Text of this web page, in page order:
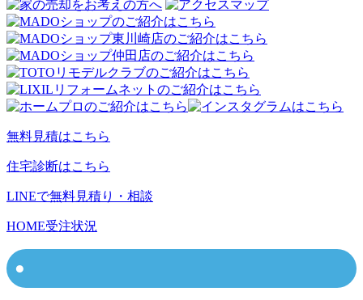
無料見積はこちら
住宅診断はこちら
LINEで無料見積り・相談
HOME受注状況